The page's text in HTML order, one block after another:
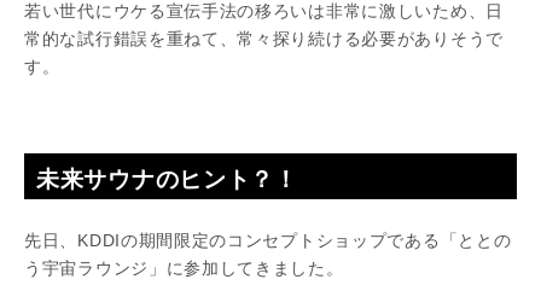
若い世代にウケる宣伝手法の移ろいは非常に激しいため、日
常的な試行錯誤を重ねて、常々探り続ける必要がありそうで
す。
未来サウナのヒント？！
先日、KDDIの期間限定のコンセプトショップである「ととの
う宇宙ラウンジ」に参加してきました。